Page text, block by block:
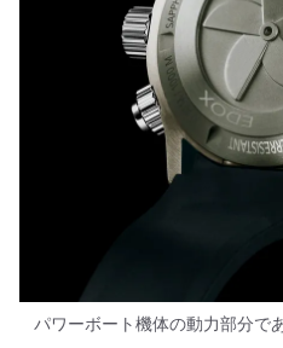
パワーボート機体の動力部分で